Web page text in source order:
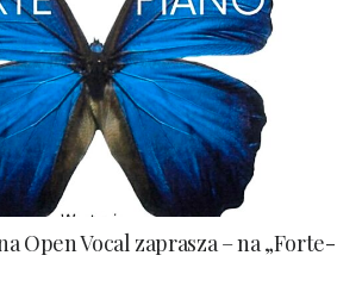
Open Vocal zaprasza – na „Forte-